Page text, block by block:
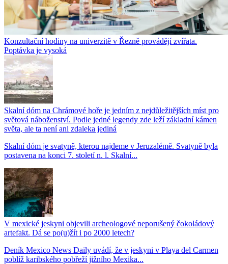
Konzultační hodiny na univerzitě v Řezně provádějí zvířata.
Poptávka je vysoká
Skalní dóm na Chrámové hoře je jedním z nejdůležitějších míst pro
světová náboženství. Podle jedné legendy zde leží základní kámen
světa, ale ta není ani zdaleka jediná
Skalní dóm je svatyně, kterou najdeme v Jeruzalémě. Svatyně byla
postavena na konci 7. století n. l. Skalní...
V mexické jeskyni objevili archeologové neporušený čokoládový
artefakt. Dá se po(u)žít i po 2000 letech?
Deník Mexico News Daily uvádí, že v jeskyni v Playa del Carmen
poblíž karibského pobřeží jižního Mexika...